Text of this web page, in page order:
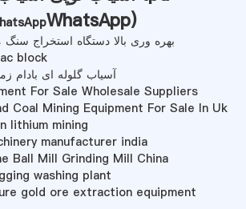
WhatsApp)
بهره وری بالا دستگاه استخراج
block
آسیاب گلوله ای بادام
For Sale Wholesale Suppliers
Coal Mining Equipment For Sale In Uk
lithium mining
manufacturer india
Ball Mill Grinding Mill China
washing plant
gold ore extraction equipment